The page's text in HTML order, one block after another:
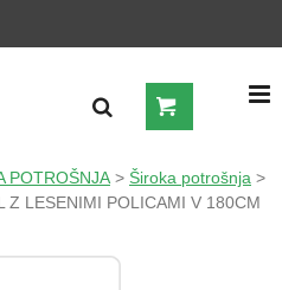
POTROŠNJA > Široka potrošnja >
Z LESENIMI POLICAMI V 180CM